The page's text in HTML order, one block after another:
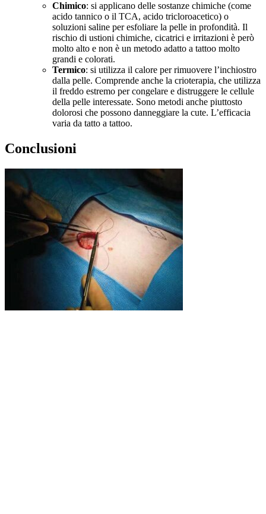
Chimico: si applicano delle sostanze chimiche (come
acido tannico o il TCA, acido tricloroacetico) o
soluzioni saline per esfoliare la pelle in profondità. Il
rischio di ustioni chimiche, cicatrici e irritazioni è però
molto alto e non è un metodo adatto a tattoo molto
grandi e colorati.
Termico: si utilizza il calore per rimuovere l’inchiostro
dalla pelle. Comprende anche la crioterapia, che utilizza
il freddo estremo per congelare e distruggere le cellule
della pelle interessate. Sono metodi anche piuttosto
dolorosi che possono danneggiare la cute. L’efficacia
varia da tatto a tattoo.
Conclusioni